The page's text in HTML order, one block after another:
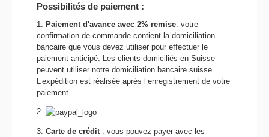
Possibilités de paiement :
1. Paiement d'avance avec 2% remise: votre
confirmation de commande contient la domiciliation
bancaire que vous devez utiliser pour effectuer le
paiement anticipé. Les clients domiciliés en Suisse
peuvent utiliser notre domiciliation bancaire suisse.
L’expédition est réalisée après l’enregistrement de votre
paiement.
2.
3. Carte de crédit : vous pouvez payer avec les